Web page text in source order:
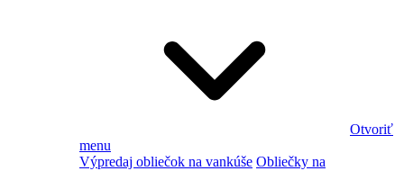
Otvoriť
menu
Výpredaj obliečok na vankúše Obliečky na